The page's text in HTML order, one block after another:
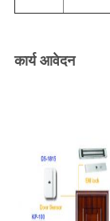
कार्य आवेदन